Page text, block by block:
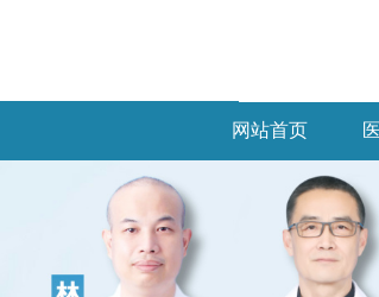
网站首页